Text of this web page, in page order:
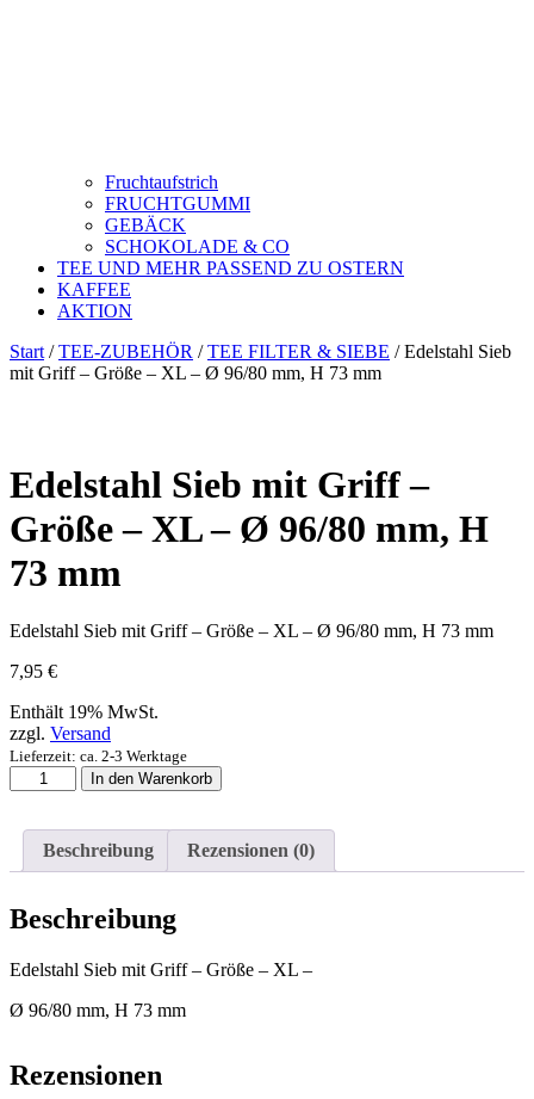
Fruchtaufstrich
FRUCHTGUMMI
GEBÄCK
SCHOKOLADE & CO
TEE UND MEHR PASSEND ZU OSTERN
KAFFEE
AKTION
Start /TEE-ZUBEHÖR /TEE FILTER & SIEBE / Edelstahl Sieb
mit Griff – Größe – XL – Ø 96/80 mm, H 73 mm
Edelstahl Sieb mit Griff –
Größe – XL – Ø 96/80 mm, H
73 mm
Edelstahl Sieb mit Griff – Größe – XL – Ø 96/80 mm, H 73 mm
7,95 €
Enthält 19% MwSt.
zzgl. Versand
Lieferzeit: ca. 2-3 Werktage
Edelstahl
Sieb
Griff
XL
Ø
mm,
mm
In den Warenkorb
Beschreibung Rezensionen (0)
Beschreibung
Edelstahl Sieb mit Griff – Größe – XL –
Ø 96/80 mm, H 73 mm
Rezensionen